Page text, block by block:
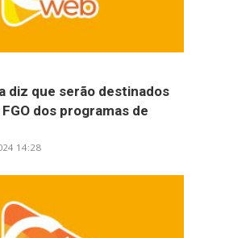
diz que serão destinados
dos programas de
14:28